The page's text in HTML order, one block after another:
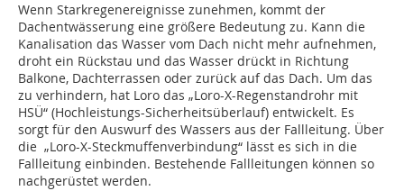
Wenn Starkregenereignisse zunehmen, kommt der
Dachentwässerung eine größere Bedeutung zu. Kann die
Kanalisation das Wasser vom Dach nicht mehr aufnehmen,
droht ein Rückstau und das Wasser drückt in Richtung
Balkone, Dachterrassen oder zurück auf das Dach. Um das
zu verhindern, hat Loro das „Loro-X-Regenstandrohr mit
HSÜ“ (Hochleistungs-Sicherheitsüberlauf) entwickelt. Es
sorgt für den Auswurf des Wassers aus der Fallleitung. Über
die „Loro-X-Steckmuffenverbindung“ lässt es sich in die
Fallleitung einbinden. Bestehende Fallleitungen können so
nachgerüstet werden.